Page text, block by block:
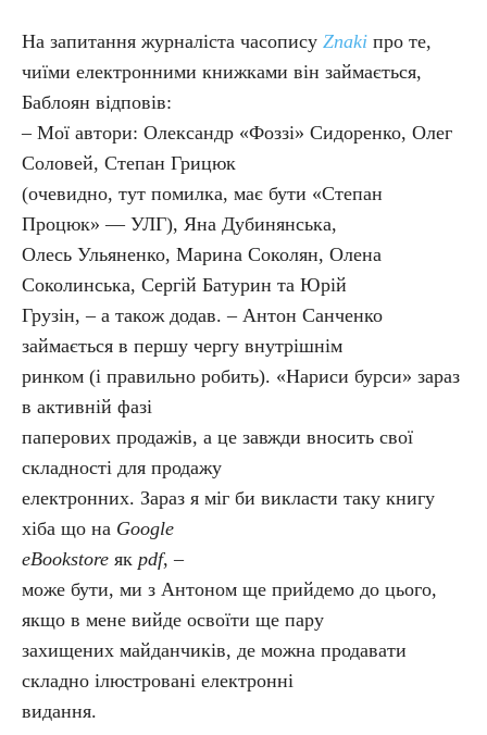
На запитання журналіста часопису Znaki про те,
чиїми електронними книжками він займається,
Баблоян відповів:
– Мої автори: Олександр «Фоззі» Сидоренко, Олег
Соловей, Степан Грицюк
(очевидно, тут помилка, має бути «Степан
Процюк» — УЛГ), Яна Дубинянська,
Олесь Ульяненко, Марина Соколян, Олена
Соколинська, Сергій Батурин та Юрій
Грузін, – а також додав. – Антон Санченко
займається в першу чергу внутрішнім
ринком (і правильно робить). «Нариси бурси» зараз
в активній фазі
паперових продажів, а це завжди вносить свої
складності для продажу
електронних. Зараз я міг би викласти таку книгу
хіба що на Google
eBookstore як pdf, –
може бути, ми з Антоном ще прийдемо до цього,
якщо в мене вийде освоїти ще пару
захищених майданчиків, де можна продавати
складно ілюстровані електронні
видання.